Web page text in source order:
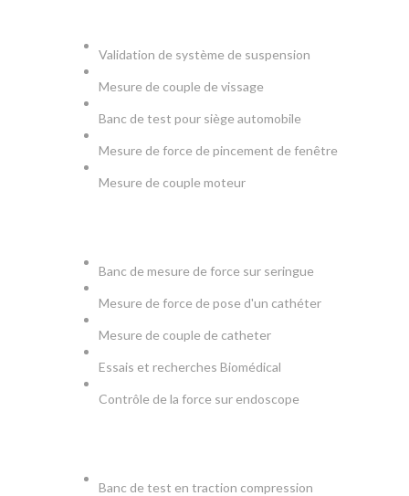
Validation de système de suspension
Mesure de couple de vissage
Banc de test pour siège automobile
Mesure de force de pincement de fenêtre
Mesure de couple moteur
Banc de mesure de force sur seringue
Mesure de force de pose d'un cathéter
Mesure de couple de catheter
Essais et recherches Biomédical
Contrôle de la force sur endoscope
Banc de test en traction compression